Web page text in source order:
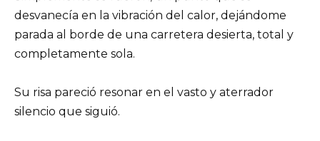
desvanecía en la vibración del calor, dejándome
parada al borde de una carretera desierta, total y
completamente sola.
Su risa pareció resonar en el vasto y aterrador
silencio que siguió.